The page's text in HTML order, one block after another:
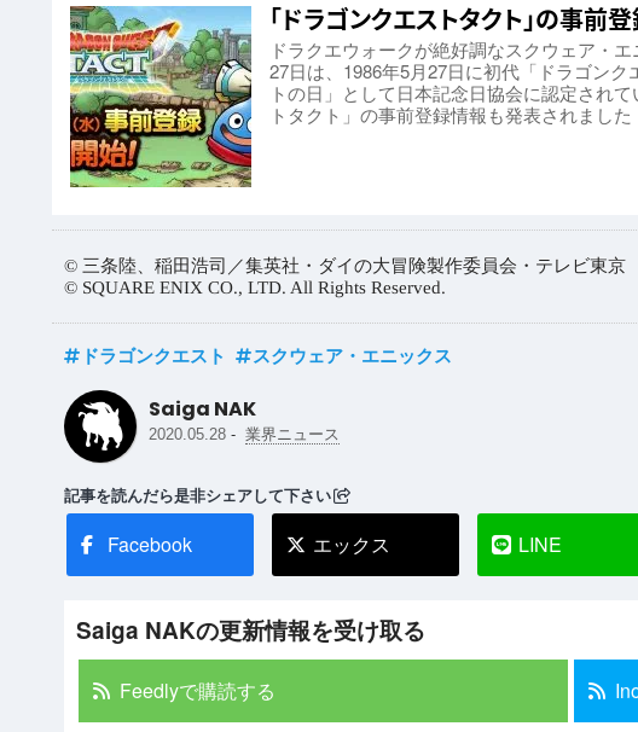
「ドラゴンクエストタクト」の事前
ドラクエウォークが絶好調なスクウェア・
27日は、1986年5月27日に初代「ドラゴン
トの日」として日本記念日協会に認定され
トタクト」の事前登録情報も発表されました
© 三条陸、稲田浩司／集英社・ダイの大冒険製作委員会・テレビ東京
© SQUARE ENIX CO., LTD. All Rights Reserved.
ドラゴンクエスト スクウェア・エニックス
Saiga NAK
2020.05.28- 業界ニュース
記事を読んだら是非シェアして下さい
Facebook エックス LINE
Saiga NAKの更新情報を受け取る
Feedlyで購読する